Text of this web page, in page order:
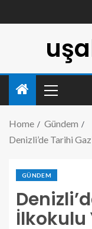
Home
Gündem
Denizli’de Tarihi
GÜNDEM
İlkokulu